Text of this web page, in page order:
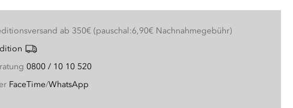
ab 350€ (pauschal:6,90€ Nachnahmegebühr)
0800 / 10 10 520
FaceTime/WhatsApp